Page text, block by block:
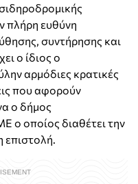
πλήρη ευθύνη
συντήρησης και
ο ίδιος ο
αρμόδιες κρατικές
που αφορούν
ο δήμος
ο οποίος διαθέτει την